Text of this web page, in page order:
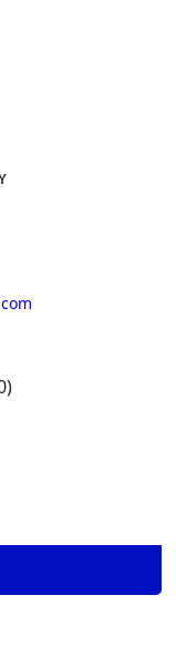
Xây DỰng Huỳnh Trần
do Sở KH&ĐT
nội dung: Huỳnh Quốc